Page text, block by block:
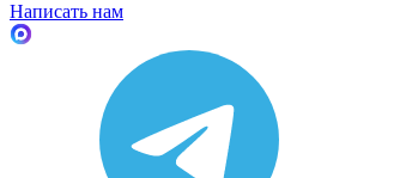
Написать нам